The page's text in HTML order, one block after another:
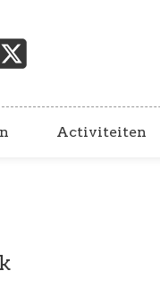
Activiteiten